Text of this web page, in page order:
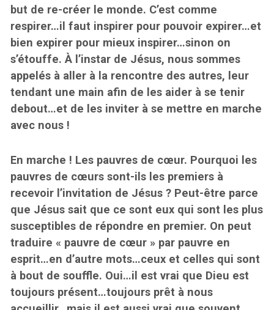
but de re-créer le monde. C’est comme
respirer…il faut inspirer pour pouvoir expirer…et
bien expirer pour mieux inspirer…sinon on
s’étouffe. À l’instar de Jésus, nous sommes
appelés à aller à la rencontre des autres, leur
tendant une main afin de les aider à se tenir
debout…et de les inviter à se mettre en marche
avec nous !
En marche ! Les pauvres de cœur. Pourquoi les
pauvres de cœurs sont-ils les premiers à
recevoir l’invitation de Jésus ? Peut-être parce
que Jésus sait que ce sont eux qui sont les plus
susceptibles de répondre en premier. On peut
traduire « pauvre de cœur » par pauvre en
esprit…en d’autre mots…ceux et celles qui sont
à bout de souffle. Oui…il est vrai que Dieu est
toujours présent…toujours prêt à nous